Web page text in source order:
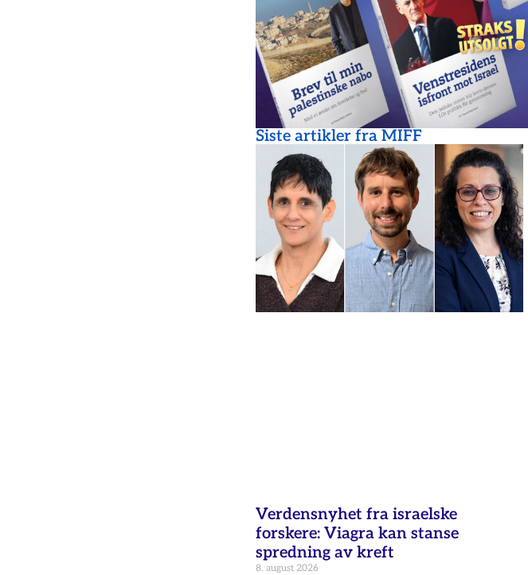
Siste artikler fra MIFF
Verdensnyhet fra israelske
forskere: Viagra kan stanse
spredning av kreft
8. august 2026